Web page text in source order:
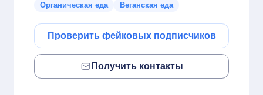
Органическая еда
Веганская еда
Проверить фейковых подписчиков
Получить контакты